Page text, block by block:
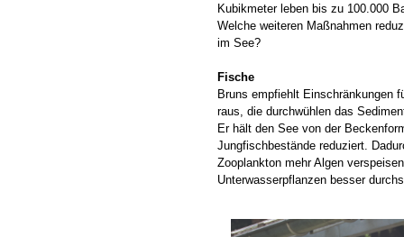
Kubikmeter leben bis zu 100.000
Welche weiteren Maßnahmen
im See?
Fische
Bruns empfiehlt Einschränkungen
raus, die durchwühlen das
Er hält den See von der
Jungfischbestände reduziert.
Zooplankton mehr Algen
Unterwasserpflanzen besser